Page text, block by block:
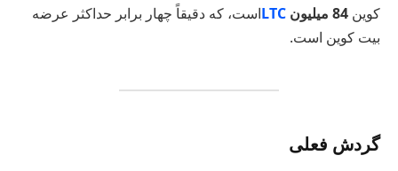
کوین 84 میلیون LTCاست، که دقیقاً چهار برابر حداکثر عرضه
بیت کوین است.
گردش فعلی